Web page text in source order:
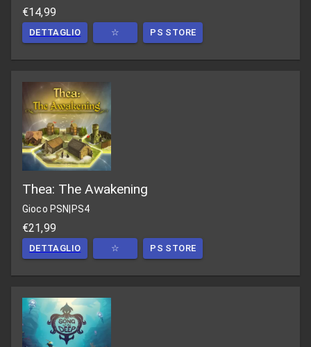
€14,99
DETTAGLIO ☆ PS STORE
Thea: The Awakening
Gioco PSN|PS4
€21,99
DETTAGLIO ☆ PS STORE